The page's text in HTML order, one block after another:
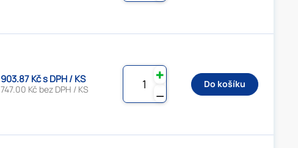
903.87 Kč s DPH / KS
747.00 Kč bez DPH / KS ⚊
✚
Do košíku